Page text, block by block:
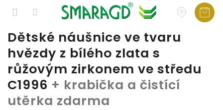
Přejít
obsah
Dětské náušnice ve tvaru
hvězdy z bílého zlata s
růžovým zirkonem ve středu
C1996 + krabička a čistící
utěrka zdarma